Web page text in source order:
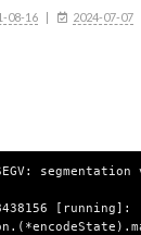
08-16 2024-07-07
[running]: